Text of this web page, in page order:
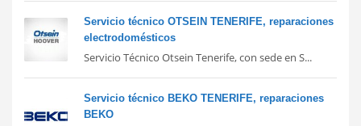
Servicio técnico OTSEIN TENERIFE, reparaciones
electrodomésticos
Servicio Técnico Otsein Tenerife, con sede en S...
Servicio técnico BEKO TENERIFE, reparaciones
BEKO